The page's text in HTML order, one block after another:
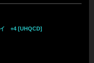
イ +4 [UHQCD]